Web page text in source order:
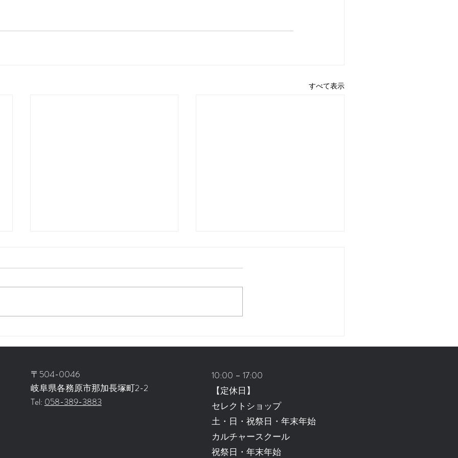
すべて表示
定期装花
〒504-0046
岐阜県各務原市那加長塚町2-2
​Tel: 058-389-3883
10:00 – 17:00
【定休日】
セレクトショップ
土・日・祝祭日・年末年始
カルチャースクール
祝祭日・年末年始